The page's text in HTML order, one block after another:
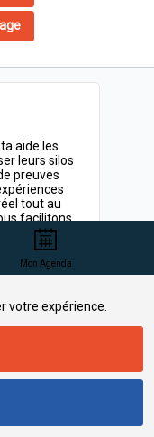
aide les
leurs silos
preuves
tout au
facilitons
à grande
exigences
données.
Mon Agenda
votre expérience.